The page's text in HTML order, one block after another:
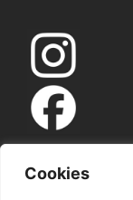
Cookies